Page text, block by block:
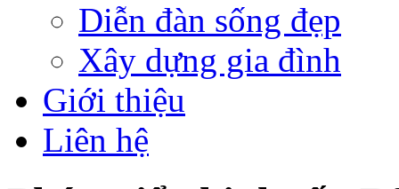
Diễn đàn sống đẹp
Xây dựng gia đình
Giới thiệu
Liên hệ